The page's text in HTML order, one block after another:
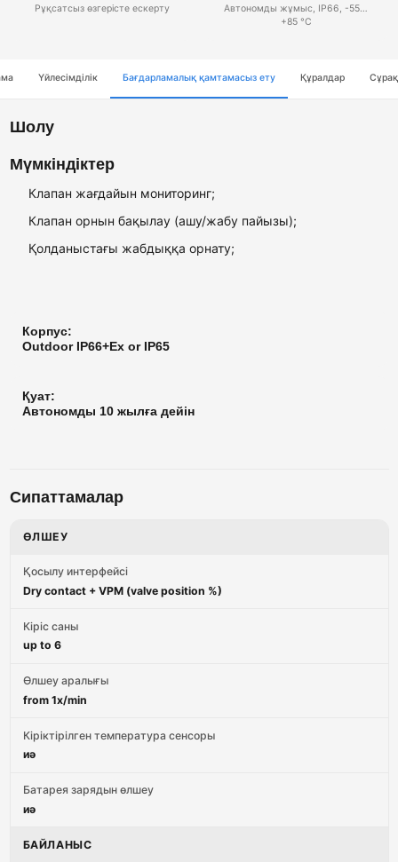
Рұқсатсыз өзгерісте ескерту
Автономды жұмыс, IP66, -55…
+85 °C
Үйлесімділік Бағдарламалық қамтамасыз ету Құралдар
Шолу
Мүмкіндіктер
Клапан жағдайын мониторинг;
Клапан орнын бақылау (ашу/жабу пайызы);
Қолданыстағы жабдыққа орнату;
Корпус:
Outdoor IP66+Ex or IP65
Қуат:
Автономды 10 жылға дейін
Сипаттамалар
ӨЛШЕУ
Қосылу интерфейсі
Dry contact + VPM (valve position %)
Кіріс саны
up to 6
Өлшеу аралығы
from 1x/min
Кіріктірілген температура сенсоры
иә
Батарея зарядын өлшеу
иә
БАЙЛАНЫС